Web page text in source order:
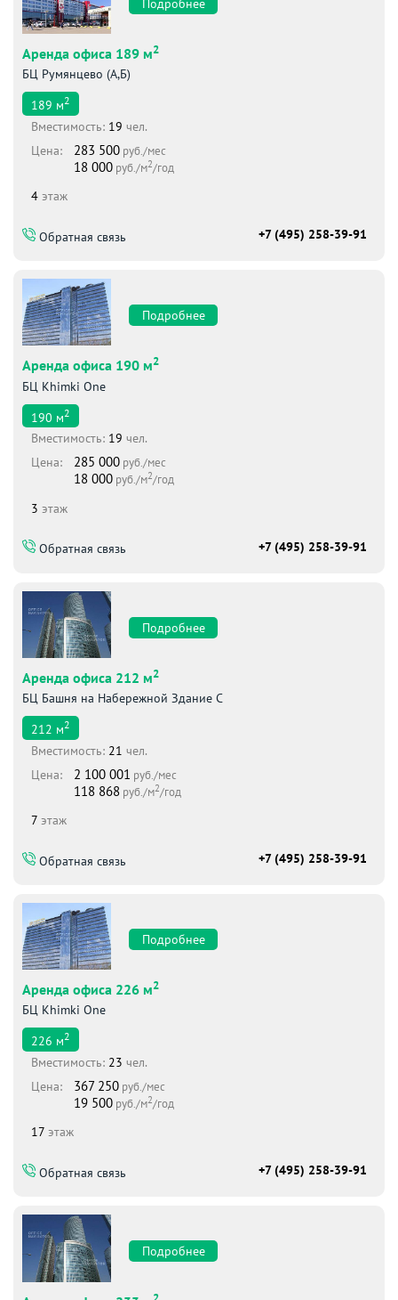
Подробнее
Аренда офиса 189 м2
БЦ Румянцево (А,Б)
189 м2
Вместимоcть: 19 чел.
Цена:
283 500 руб./мес
18 000 руб./м2/год
4 этаж
Обратная связь +7 (495) 258-39-91
Подробнее
Аренда офиса 190 м2
БЦ Khimki One
190 м2
Вместимоcть: 19 чел.
Цена:
285 000 руб./мес
18 000 руб./м2/год
3 этаж
Обратная связь +7 (495) 258-39-91
Подробнее
Аренда офиса 212 м2
БЦ Башня на Набережной Здание С
212 м2
Вместимоcть: 21 чел.
Цена:
2 100 001 руб./мес
118 868 руб./м2/год
7 этаж
Обратная связь +7 (495) 258-39-91
Подробнее
Аренда офиса 226 м2
БЦ Khimki One
226 м2
Вместимоcть: 23 чел.
Цена:
367 250 руб./мес
19 500 руб./м2/год
17 этаж
Обратная связь +7 (495) 258-39-91
Подробнее